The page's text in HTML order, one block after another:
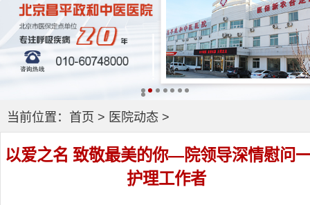
当前位置： 首页 > 医院动态>
以爱之名 致敬最美的你—院领导深情慰问
护理工作者